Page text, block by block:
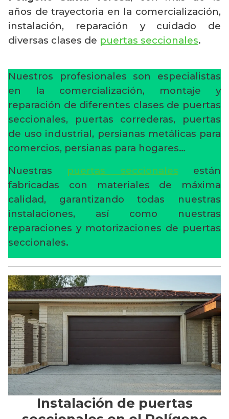
años de trayectoria en la comercialización,
instalación, reparación y cuidado de
diversas clases de puertas seccionales.
Nuestros profesionales son especialistas
en la comercialización, montaje y
reparación de diferentes clases de puertas
seccionales, puertas correderas, puertas
de uso industrial, persianas metálicas para
comercios, persianas para hogares…
Nuestras puertas seccionales están
fabricadas con materiales de máxima
calidad, garantizando todas nuestras
instalaciones, así como nuestras
reparaciones y motorizaciones de puertas
seccionales.
Instalación de puertas